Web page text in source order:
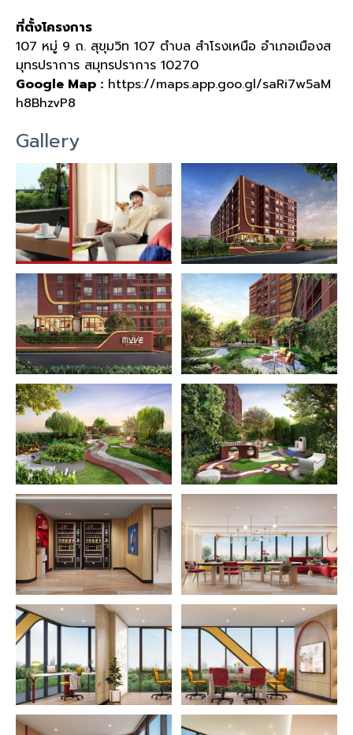
ที่ตั้งโครงการ
107 หมู่ 9 ถ. สุขุมวิท 107 ตำบล สำโรงเหนือ อำเภอเมืองส
มุทรปราการ สมุทรปราการ 10270
Google Map : https://maps.app.goo.gl/saRi7w5aM
h8BhzvP8
Gallery